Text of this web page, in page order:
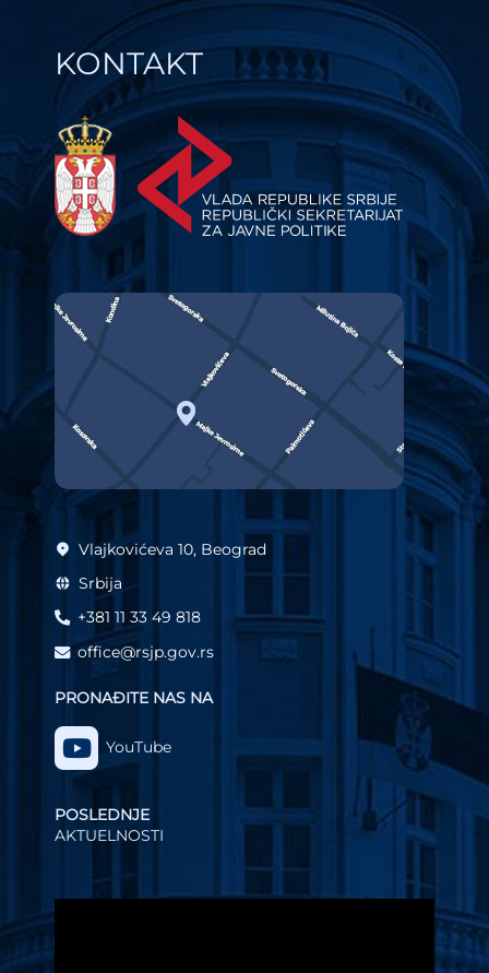
KONTAKT
Vlajkovićeva 10, Beograd
Srbija
+381 11 33 49 818
office@rsjp.gov.rs
PRONAĐITE NAS NA
YouTube
POSLEDNJE
AKTUELNOSTI
Video